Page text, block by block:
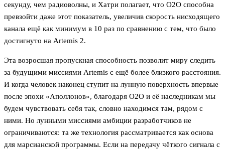
секунду, чем радиоволны, и Хатри полагает, что O2O способна
превзойти даже этот показатель, увеличив скорость нисходящего
канала ещё как минимум в 10 раз по сравнению с тем, что было
достигнуто на Artemis 2.
Эта возросшая пропускная способность позволит миру следить
за будущими миссиями Artemis с ещё более близкого расстояния.
И когда человек наконец ступит на лунную поверхность впервые
после эпохи «Аполлонов», благодаря O2O и её наследникам мы
будем чувствовать себя так, словно находимся там, рядом с
ними. Но лунными миссиями амбиции разработчиков не
ограничиваются: та же технология рассматривается как основа
для марсианской программы. Если на передачу чёткого сигнала с